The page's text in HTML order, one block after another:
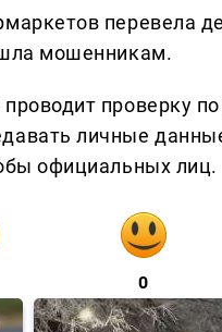
перевела
мошенникам.
проверку
личные
официальных лиц.
0